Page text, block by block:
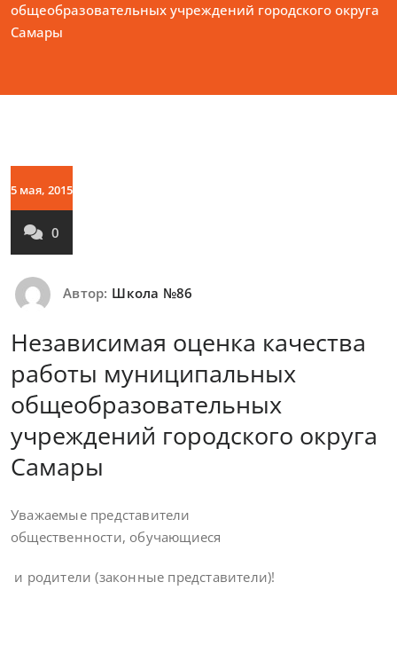
общеобразовательных учреждений городского округа
Самары
5 мая, 2015
0
Автор: Школа №86
Независимая оценка качества
работы муниципальных
общеобразовательных
учреждений городского округа
Самары
Уважаемые представители
общественности, обучающиеся
и родители (законные представители)!